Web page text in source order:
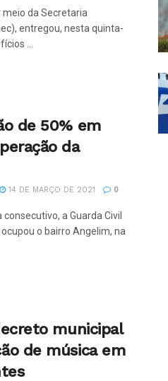
da Secretaria
entregou, nesta quinta-
...
de 50% em
da
14 DE MARÇO DE 2021 0
a Guarda Civil
o bairro Angelim, na
municipal
de música em